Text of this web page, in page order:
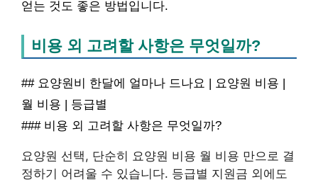
얻는 것도 좋은 방법입니다.
비용 외 고려할 사항은 무엇일까?
## 요양원비 한달에 얼마나 드나요 | 요양원 비용 |
월 비용 | 등급별
### 비용 외 고려할 사항은 무엇일까?
요양원 선택, 단순히 요양원 비용 월 비용 만으로 결
정하기 어려울 수 있습니다. 등급별 지원금 외에도